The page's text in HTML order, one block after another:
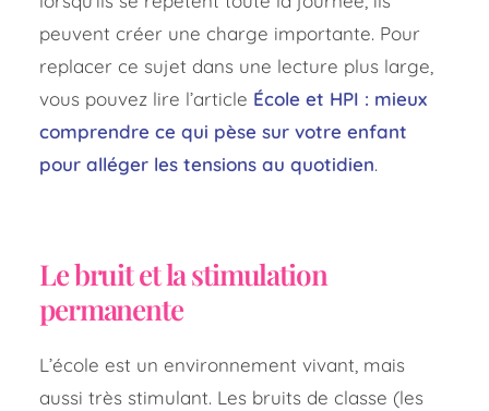
peuvent créer une charge importante. Pour
replacer ce sujet dans une lecture plus large,
vous pouvez lire l’article École et HPI : mieux
comprendre ce qui pèse sur votre enfant
pour alléger les tensions au quotidien.
Le bruit et la stimulation
permanente
L’école est un environnement vivant, mais
aussi très stimulant. Les bruits de classe (les